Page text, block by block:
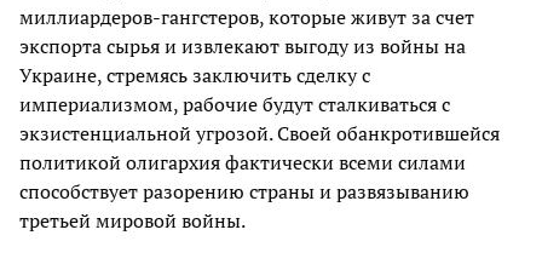
миллиардеров-гангстеров, которые живут за счет
экспорта сырья и извлекают выгоду из войны на
Украине, стремясь заключить сделку с
империализмом, рабочие будут сталкиваться с
экзистенциальной угрозой. Своей обанкротившейся
политикой олигархия фактически всеми силами
способствует разорению страны и развязыванию
третьей мировой войны.